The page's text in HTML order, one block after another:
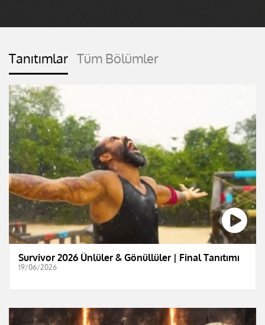
Tanıtımlar Tüm Bölümler
Survivor 2026 Ünlüler & Gönüllüler | Final Tanıtımı
19/06/2026